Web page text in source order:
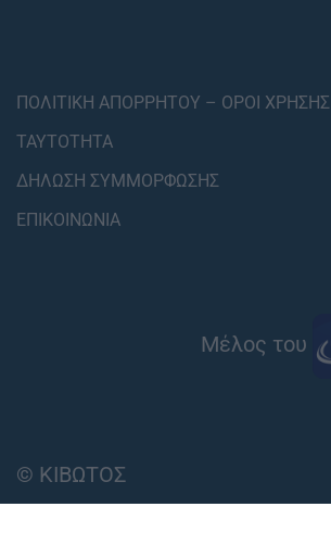
ΠΟΛΙΤΙΚΗ ΑΠΟΡΡΗΤΟΥ – ΟΡΟΙ ΧΡΗΣΗΣ
ΤΑΥΤΟΤΗΤΑ
ΔΗΛΩΣΗ ΣΥΜΜΟΡΦΩΣΗΣ
ΕΠΙΚΟΙΝΩΝΙΑ
Μέλος του
© ΚΙΒΩΤΟΣ